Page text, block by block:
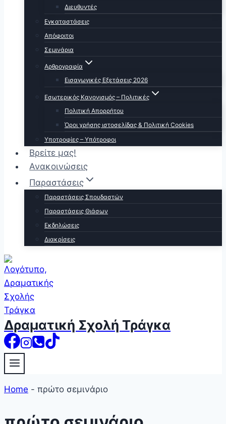
Διευθυντές
Εγκαταστάσεις
Απόφοιτοι
Σεμινάρια
Αρθρογραφία
Εισαγωγικές Εξετάσεις 2026
Εσωτερικός Κανονισμός – Πολιτικές
Πολιτική Απορρήτου
Όροι χρήσης ιστοσελίδας & Πολιτική Cookies
Υποτροφίες – Υπότροφοι
Βρείτε μας!
Ανακοινώσεις
Παραστάσεις
Παραστάσεις Σπουδαστών
Παραστάσεις Θιάσων
Εκδηλώσεις
Διακρίσεις
Δραματική Σχολή Τράγκα
Home - πρώτο σεμινάριο